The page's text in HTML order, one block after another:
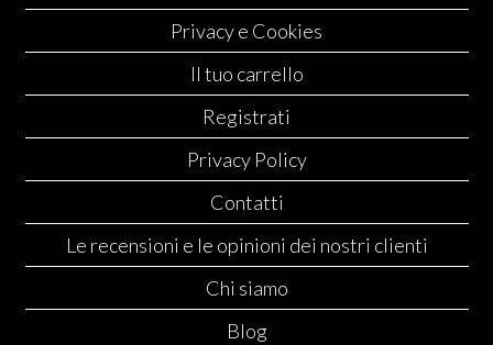
Privacy e Cookies
Il tuo carrello
Registrati
Privacy Policy
Contatti
Le recensioni e le opinioni dei nostri clienti
Chi siamo
Blog